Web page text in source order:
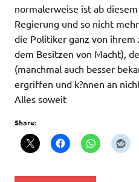
normalerweise ist ab
Regierung und so nicht
die Politiker ganz von
dem Besitzen von Macht),
(manchmal auch besser
ergriffen und k?nnen an
Alles soweit
Share: